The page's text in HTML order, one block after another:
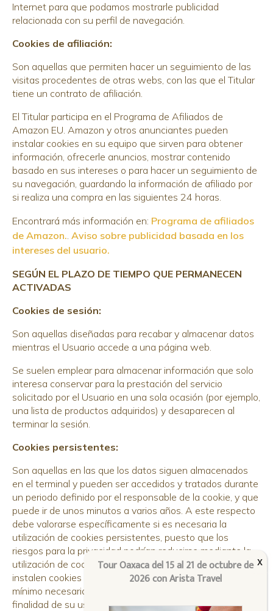
Internet para que podamos mostrarle publicidad
relacionada con su perfil de navegación.
Cookies de afiliación:
Son aquellas que permiten hacer un seguimiento de las
visitas procedentes de otras webs, con las que el Titular
tiene un contrato de afiliación.
El Titular participa en el Programa de Afiliados de
Amazon EU. Amazon y otros anunciantes pueden
instalar cookies en su equipo que sirven para obtener
información, ofrecerle anuncios, mostrar contenido
basado en sus intereses o para hacer un seguimiento de
su navegación, guardando la información de afiliado por
si realiza una compra en las siguientes 24 horas.
Encontrará más información en: Programa de afiliados
de Amazon.. Aviso sobre publicidad basada en los
intereses del usuario.
SEGÚN EL PLAZO DE TIEMPO QUE PERMANECEN
ACTIVADAS
Cookies de sesión:
Son aquellas diseñadas para recabar y almacenar datos
mientras el Usuario accede a una página web.
Se suelen emplear para almacenar información que solo
interesa conservar para la prestación del servicio
solicitado por el Usuario en una sola ocasión (por ejemplo,
una lista de productos adquiridos) y desaparecen al
terminar la sesión.
Cookies persistentes:
Son aquellas en las que los datos siguen almacenados
en el terminal y pueden ser accedidos y tratados durante
un periodo definido por el responsable de la cookie, y que
puede ir de unos minutos a varios años. A este respecto
debe valorarse específicamente si es necesaria la
utilización de cookies persistentes, puesto que los
riesgos para la privacidad podrían reducirse mediante la
utilización de cookies de sesión. En todo caso, cuando se
instalen cookies persistentes, se recomienda reducir al
mínimo necesario su duración temporal atendiendo a la
finalidad de su uso. A estos efectos, el Dictamen 4/2012
Tour Oaxaca del 15 al 21 de octubre de
2026 con Arista Travel